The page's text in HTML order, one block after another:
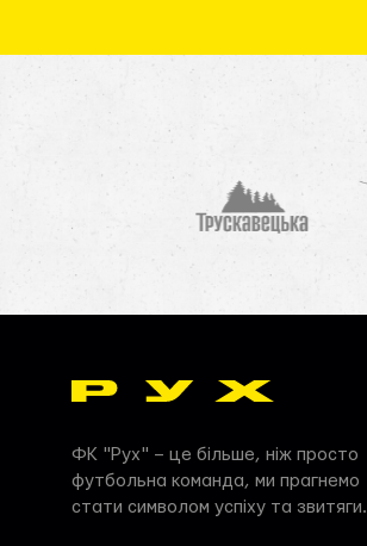
ФК "Рух" – це більше, ніж просто
футбольна команда, ми прагнемо
стати символом успіху та звитяги.